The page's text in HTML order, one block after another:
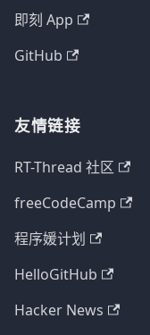
即刻 App
GitHub
友情链接
RT-Thread 社区
freeCodeCamp
程序媛计划
HelloGitHub
Hacker News